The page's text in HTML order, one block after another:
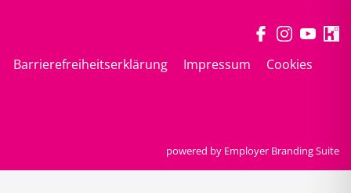
Barrierefreiheitserklärung Impressum Cookies
powered by Employer Branding Suite